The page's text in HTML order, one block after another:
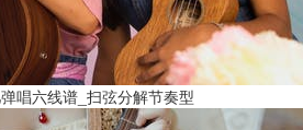
唱六线谱_扫弦分解节奏型